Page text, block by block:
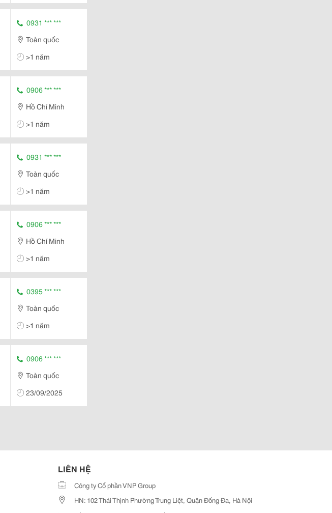
0931 *** ***
Toàn quốc
>1 năm
0906 *** ***
Hồ Chí Minh
>1 năm
0931 *** ***
Toàn quốc
>1 năm
0906 *** ***
Hồ Chí Minh
>1 năm
0395 *** ***
Toàn quốc
>1 năm
0906 *** ***
Toàn quốc
23/09/2025
LIÊN HỆ
Công ty Cổ phần VNP Group
HN: 102 Thái Thịnh Phường Trung Liệt, Quận Đống Đa, Hà Nội